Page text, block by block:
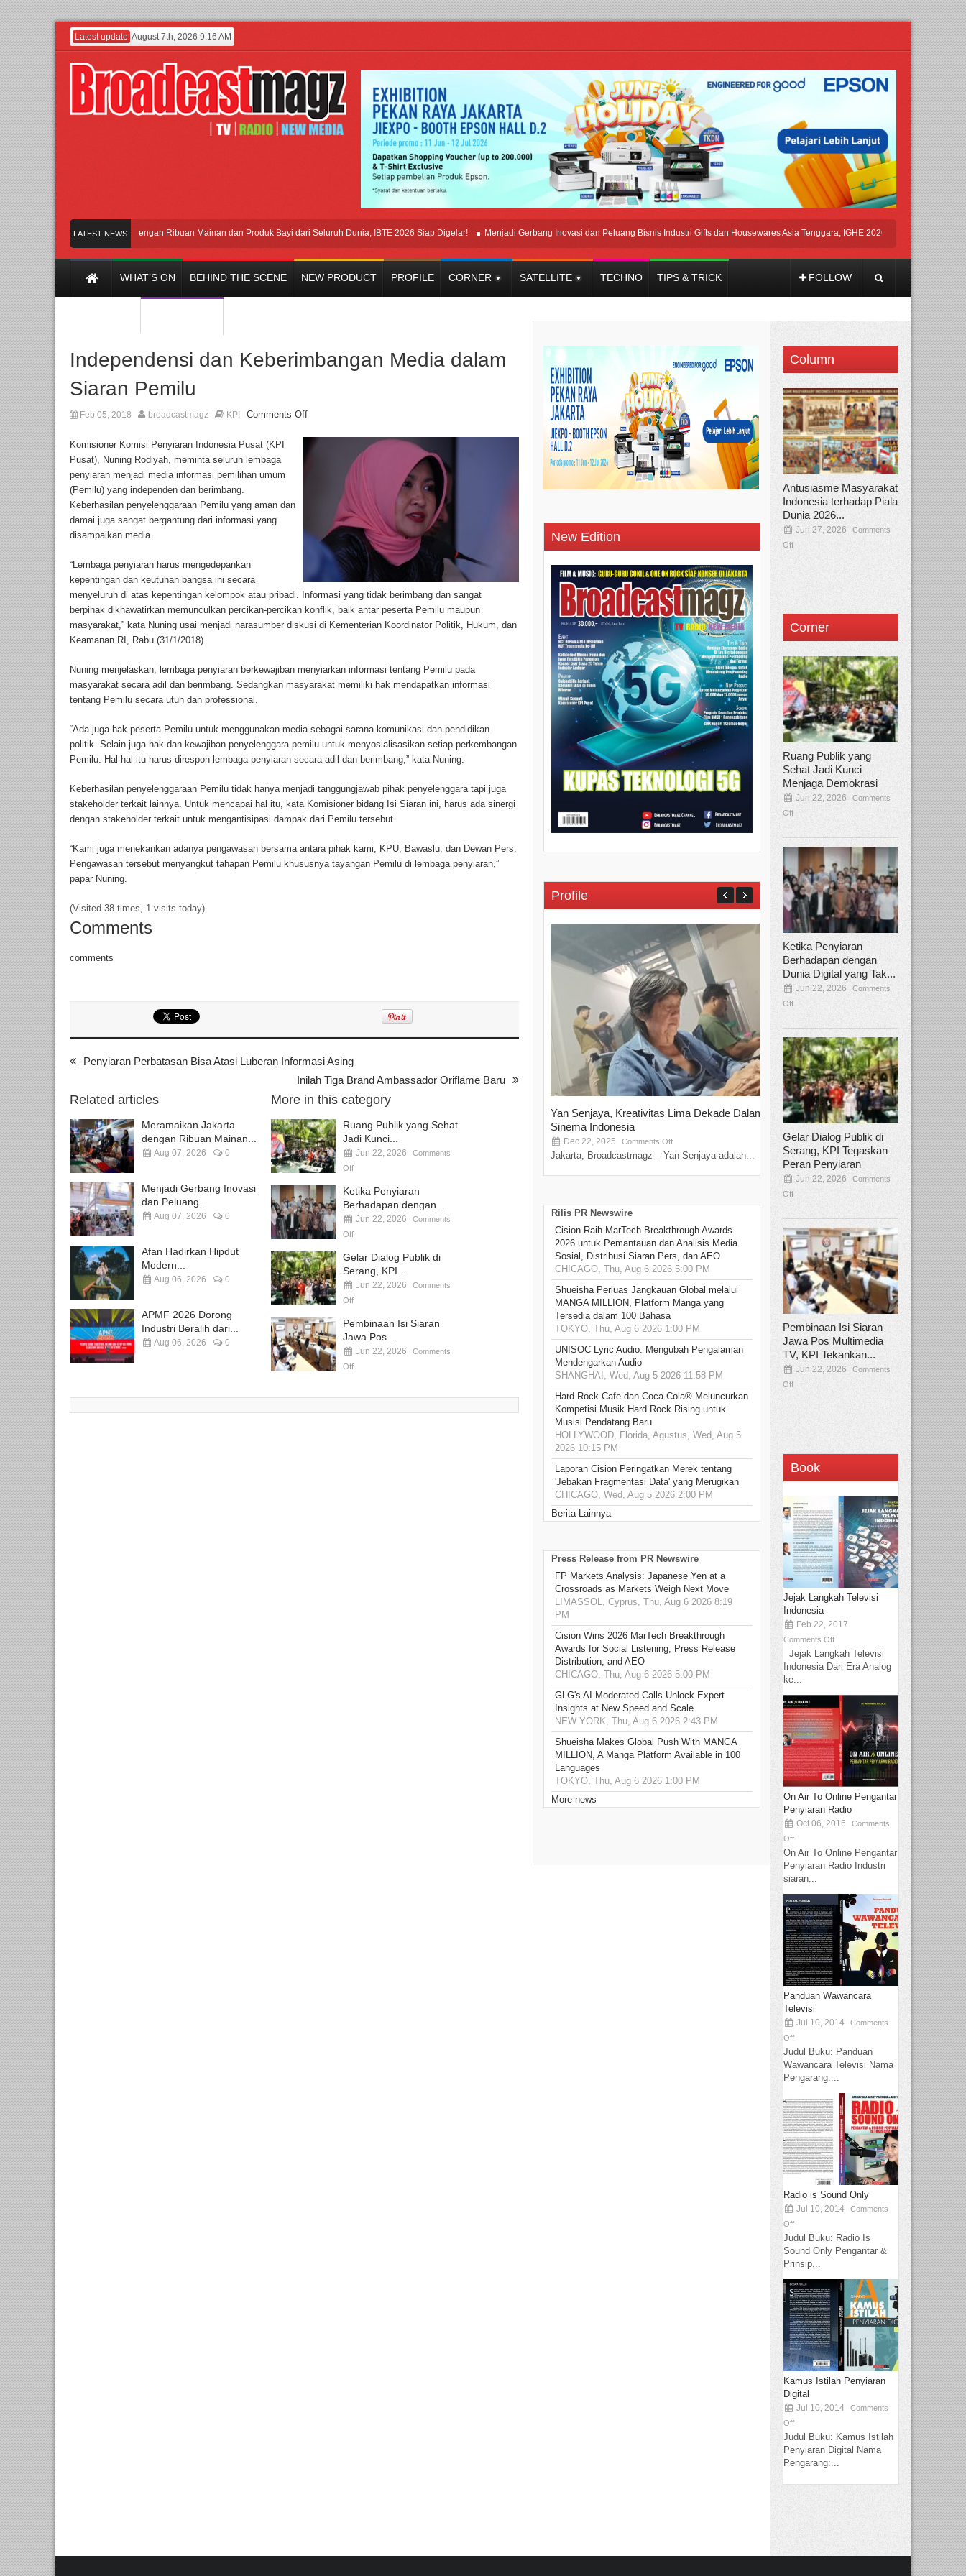
Latest update August 7th, 2026 9:16 AM
LATEST NEWS
Meramaikan Jakarta dengan Ribuan Mainan dan Produk Bayi dari Seluruh Dunia, IBTE 2026 Siap Digelar! Menjadi Gerbang Inovasi dan Peluang Bisnis Industri Gifts dan Housewares Asia Tenggara, IGHE 2026 Kembali Digelar di Jakarta
WHAT’S ON BEHIND THE SCENE NEW PRODUCT PROFILE CORNER SATELLITE TECHNO TIPS & TRICK FOLLOW
Independensi dan Keberimbangan Media dalam
Siaran Pemilu
Feb 05, 2018 broadcastmagz KPI Comments Off
Komisioner Komisi Penyiaran Indonesia Pusat (KPI
Pusat), Nuning Rodiyah, meminta seluruh lembaga
penyiaran menjadi media informasi pemilihan umum
(Pemilu) yang independen dan berimbang.
Keberhasilan penyelenggaraan Pemilu yang aman dan
damai juga sangat bergantung dari informasi yang
disampaikan media.
“Lembaga penyiaran harus mengedepankan
kepentingan dan keutuhan bangsa ini secara
menyeluruh di atas kepentingan kelompok atau pribadi. Informasi yang tidak berimbang dan sangat
berpihak dikhawatirkan memunculkan percikan-percikan konflik, baik antar peserta Pemilu maupun
masyarakat,” kata Nuning usai menjadi narasumber diskusi di Kementerian Koordinator Politik, Hukum, dan
Keamanan RI, Rabu (31/1/2018).
Nuning menjelaskan, lembaga penyiaran berkewajiban menyiarkan informasi tentang Pemilu pada
masyarakat secara adil dan berimbang. Sedangkan masyarakat memiliki hak mendapatkan informasi
tentang Pemilu secara utuh dan professional.
“Ada juga hak peserta Pemilu untuk menggunakan media sebagai sarana komunikasi dan pendidikan
politik. Selain juga hak dan kewajiban penyelenggara pemilu untuk menyosialisasikan setiap perkembangan
Pemilu. Hal-hal itu harus direspon lembaga penyiaran secara adil dan berimbang,” kata Nuning.
Keberhasilan penyelenggaraan Pemilu tidak hanya menjadi tanggungjawab pihak penyelenggara tapi juga
stakeholder terkait lainnya. Untuk mencapai hal itu, kata Komisioner bidang Isi Siaran ini, harus ada sinergi
dengan stakeholder terkait untuk mengantisipasi dampak dari Pemilu tersebut.
“Kami juga menekankan adanya pengawasan bersama antara pihak kami, KPU, Bawaslu, dan Dewan Pers.
Pengawasan tersebut menyangkut tahapan Pemilu khususnya tayangan Pemilu di lembaga penyiaran,”
papar Nuning.
(Visited 38 times, 1 visits today)
Comments
comments
Penyiaran Perbatasan Bisa Atasi Luberan Informasi Asing
Inilah Tiga Brand Ambassador Oriflame Baru
Related articles
Meramaikan Jakarta
dengan Ribuan Mainan...
Aug 07, 2026 0
Menjadi Gerbang Inovasi
dan Peluang...
Aug 07, 2026 0
Afan Hadirkan Hipdut
Modern...
Aug 06, 2026 0
APMF 2026 Dorong
Industri Beralih dari...
Aug 06, 2026 0
More in this category
Ruang Publik yang Sehat
Jadi Kunci...
Jun 22, 2026
Comments
Off
Ketika Penyiaran
Berhadapan dengan...
Jun 22, 2026
Comments
Off
Gelar Dialog Publik di
Serang, KPI...
Jun 22, 2026
Comments
Off
Pembinaan Isi Siaran
Jawa Pos...
Jun 22, 2026
Comments
Off
New Edition
Profile
Yan Senjaya, Kreativitas Lima Dekade Dalam
Sinema Indonesia
Dec 22, 2025 Comments Off
Jakarta, Broadcastmagz – Yan Senjaya adalah...
Tamee Irelly Menjadi Juri Open
Film Terbaru...
Sep 08, 2025 Comments Off
Bekasi, Broadcastmagz – Dalam upaya
talenta...
Rilis PR Newswire
Cision Raih MarTech Breakthrough Awards
2026 untuk Pemantauan dan Analisis Media
Sosial, Distribusi Siaran Pers, dan AEO
CHICAGO, Thu, Aug 6 2026 5:00 PM
Shueisha Perluas Jangkauan Global melalui
MANGA MILLION, Platform Manga yang
Tersedia dalam 100 Bahasa
TOKYO, Thu, Aug 6 2026 1:00 PM
UNISOC Lyric Audio: Mengubah Pengalaman
Mendengarkan Audio
SHANGHAI, Wed, Aug 5 2026 11:58 PM
Hard Rock Cafe dan Coca-Cola® Meluncurkan
Kompetisi Musik Hard Rock Rising untuk
Musisi Pendatang Baru
HOLLYWOOD, Florida, Agustus, Wed, Aug 5
2026 10:15 PM
Laporan Cision Peringatkan Merek tentang
'Jebakan Fragmentasi Data' yang Merugikan
CHICAGO, Wed, Aug 5 2026 2:00 PM
Berita Lainnya
Press Release from PR Newswire
FP Markets Analysis: Japanese Yen at a
Crossroads as Markets Weigh Next Move
LIMASSOL, Cyprus, Thu, Aug 6 2026 8:19
PM
Cision Wins 2026 MarTech Breakthrough
Awards for Social Listening, Press Release
Distribution, and AEO
CHICAGO, Thu, Aug 6 2026 5:00 PM
GLG's AI-Moderated Calls Unlock Expert
Insights at New Speed and Scale
NEW YORK, Thu, Aug 6 2026 2:43 PM
Shueisha Makes Global Push With MANGA
MILLION, A Manga Platform Available in 100
Languages
TOKYO, Thu, Aug 6 2026 1:00 PM
More news
Column
Antusiasme Masyarakat
Indonesia terhadap Piala
Dunia 2026...
Jun 27, 2026
Comments
Off
Corner
Ruang Publik yang
Sehat Jadi Kunci
Menjaga Demokrasi
Jun 22, 2026
Comments
Off
Ketika Penyiaran
Berhadapan dengan
Dunia Digital yang Tak...
Jun 22, 2026
Comments
Off
Gelar Dialog Publik di
Serang, KPI Tegaskan
Peran Penyiaran
Jun 22, 2026
Comments
Off
Pembinaan Isi Siaran
Jawa Pos Multimedia
TV, KPI Tekankan...
Jun 22, 2026
Comments
Off
Book
Jejak Langkah Televisi
Indonesia
Feb 22, 2017
Comments Off
Jejak Langkah Televisi
Indonesia Dari Era Analog
ke...
On Air To Online Pengantar
Penyiaran Radio
Oct 06, 2016
Comments
Off
On Air To Online Pengantar
Penyiaran Radio Industri
siaran...
Panduan Wawancara
Televisi
Jul 10, 2014
Comments
Off
Judul Buku: Panduan
Wawancara Televisi Nama
Pengarang:...
Radio is Sound Only
Jul 10, 2014
Comments
Off
Judul Buku: Radio Is
Sound Only Pengantar &
Prinsip...
Kamus Istilah Penyiaran
Digital
Jul 10, 2014
Comments
Off
Judul Buku: Kamus Istilah
Penyiaran Digital Nama
Pengarang:...